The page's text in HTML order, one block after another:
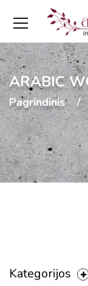
ARABIC
Pagrindinis
Kategorijos